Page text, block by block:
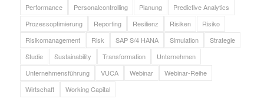
Performance
Personalcontrolling Planung
Predictive Analytics
Prozessoptimierung
Reporting Resilienz Risiken
Risiko
Risikomanagement
Risk SAP S/4 HANA Simulation
Strategie
Studie
Sustainability Transformation
Unternehmen
Unternehmensführung
VUCA Webinar
Webinar-Reihe
Wirtschaft
Working Capital